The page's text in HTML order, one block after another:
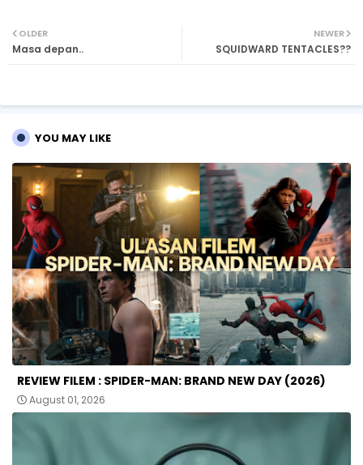
ats
NEWER
SQUIDWARD TENTACLES??
OLDER
Masa depan..
YOU MAY LIKE
REVIEW FILEM : SPIDER-MAN: BRAND NEW DAY (2026)
August 01, 2026